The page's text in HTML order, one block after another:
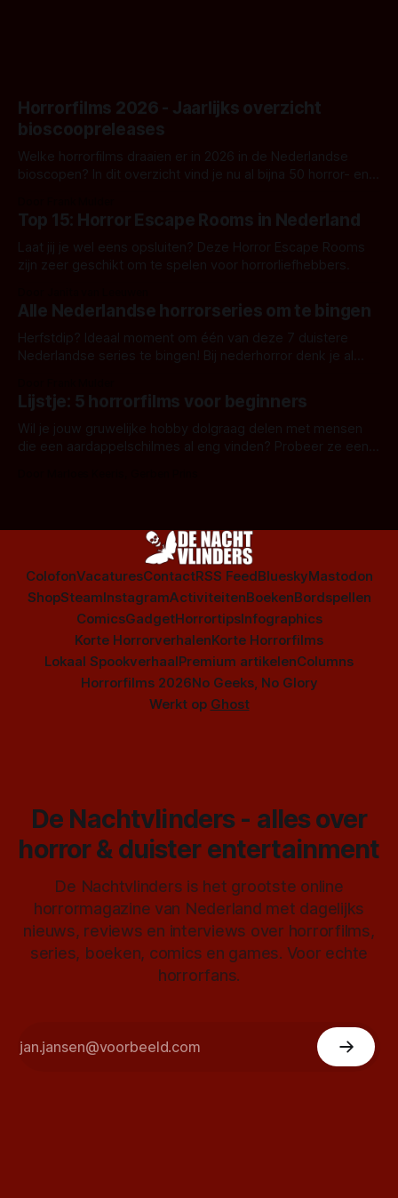
Horrorfilms 2026 - Jaarlijks overzicht
bioscoopreleases
Welke horrorfilms draaien er in 2026 in de Nederlandse
bioscopen? In dit overzicht vind je nu al bijna 50 horror- en
Top 15: Horror Escape Rooms in Nederland
Laat jij je wel eens opsluiten? Deze Horror Escape Rooms
zijn zeer geschikt om te spelen voor horrorliefhebbers.
Alle Nederlandse horrorseries om te bingen
Herfstdip? Ideaal moment om één van deze 7 duistere
Nederlandse series te bingen! Bij nederhorror denk je al
Amsterdamned of The Johnsons. Maar Nederlandse horror
is niet beperkt tot films. Hier een aantal Nederlandse tv-
series uit het duistere of horrorgenre. Als
Lijstje: 5 horrorfilms voor beginners
Wil je jouw gruwelijke hobby dolgraag delen met mensen
die een aardappelschilmes al eng vinden? Probeer ze eens
ColofonVacaturesContactRSS FeedBlueskyMastodon
ShopSteamInstagramActiviteitenBoekenBordspellen
ComicsGadgetHorrortipsInfographics
Korte HorrorverhalenKorte Horrorfilms
Lokaal SpookverhaalPremium artikelenColumns
Horrorfilms 2026No Geeks, No Glory
Werkt op Ghost
De Nachtvlinders - alles over
horror & duister entertainment
De Nachtvlinders is het grootste online
horrormagazine van Nederland met dagelijks
nieuws, reviews en interviews over horrorfilms,
series, boeken, comics en games. Voor echte
horrorfans.